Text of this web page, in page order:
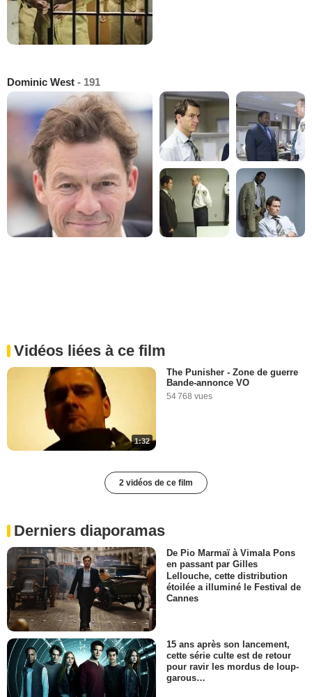
Dominic West - 191
Vidéos liées à ce film
1:32
The Punisher - Zone de guerre
Bande-annonce VO
54 768 vues
2 vidéos de ce film
Derniers diaporamas
De Pio Marmaï à Vimala Pons
en passant par Gilles
Lellouche, cette distribution
étoilée a illuminé le Festival de
Cannes
15 ans après son lancement,
cette série culte est de retour
pour ravir les mordus de loup-
garous…